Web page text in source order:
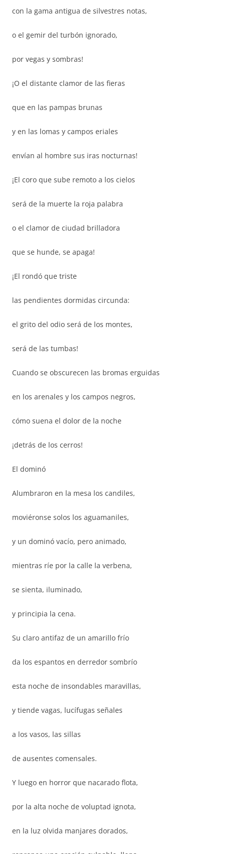
con la gama antigua de silvestres notas,
o el gemir del turbón ignorado,
por vegas y sombras!
¡O el distante clamor de las fieras
que en las pampas brunas
y en las lomas y campos eriales
envían al hombre sus iras nocturnas!
¡El coro que sube remoto a los cielos
será de la muerte la roja palabra
o el clamor de ciudad brilladora
que se hunde, se apaga!
¡El rondó que triste
las pendientes dormidas circunda:
el grito del odio será de los montes,
será de las tumbas!
Cuando se obscurecen las bromas erguidas
en los arenales y los campos negros,
cómo suena el dolor de la noche
¡detrás de los cerros!
El dominó
Alumbraron en la mesa los candiles,
moviéronse solos los aguamaniles,
y un dominó vacío, pero animado,
mientras ríe por la calle la verbena,
se sienta, iluminado,
y principia la cena.
Su claro antifaz de un amarillo frío
da los espantos en derredor sombrío
esta noche de insondables maravillas,
y tiende vagas, lucífugas señales
a los vasos, las sillas
de ausentes comensales.
Y luego en horror que nacarado flota,
por la alta noche de voluptad ignota,
en la luz olvida manjares dorados,